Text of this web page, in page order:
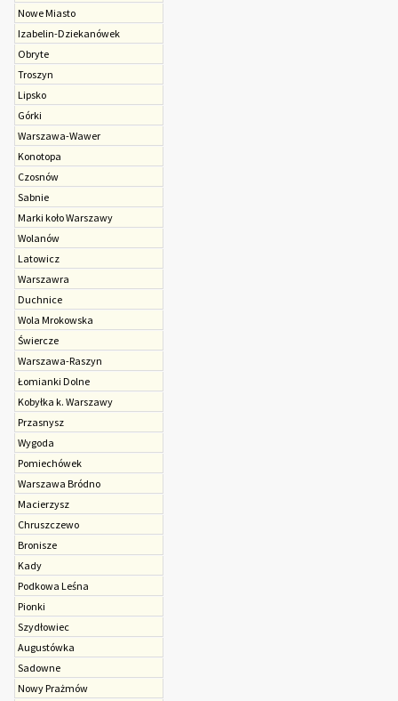
Nowe Miasto
Izabelin-Dziekanówek
Obryte
Troszyn
Lipsko
Górki
Warszawa-Wawer
Konotopa
Czosnów
Sabnie
Marki koło Warszawy
Wolanów
Latowicz
Warszawra
Duchnice
Wola Mrokowska
Świercze
Warszawa-Raszyn
Łomianki Dolne
Kobyłka k. Warszawy
Przasnysz
Wygoda
Pomiechówek
Warszawa Bródno
Macierzysz
Chruszczewo
Bronisze
Kady
Podkowa Leśna
Pionki
Szydłowiec
Augustówka
Sadowne
Nowy Prażmów